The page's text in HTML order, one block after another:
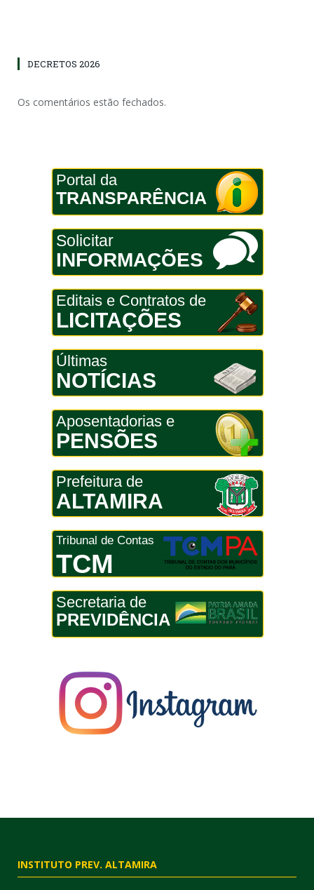
DECRETOS 2026
Os comentários estão fechados.
Portal da
TRANSPARÊNCIA
Solicitar
INFORMAÇÕES
Editais e Contratos de
LICITAÇÕES
Últimas
NOTÍCIAS
Aposentadorias e
PENSÕES
Prefeitura de
ALTAMIRA
Tribunal de Contas
TCM
Secretaria de
PREVIDÊNCIA
INSTITUTO PREV. ALTAMIRA